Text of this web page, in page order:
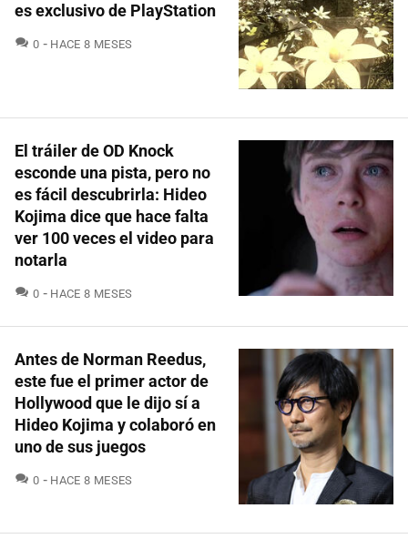
es exclusivo de PlayStation
0 COMENTARIOS
HACE 8 MESES
El tráiler de OD Knock
esconde una pista, pero no
es fácil descubrirla: Hideo
Kojima dice que hace falta
ver 100 veces el video para
notarla
0 COMENTARIOS
HACE 8 MESES
Antes de Norman Reedus,
este fue el primer actor de
Hollywood que le dijo sí a
Hideo Kojima y colaboró en
uno de sus juegos
0 COMENTARIOS
HACE 8 MESES